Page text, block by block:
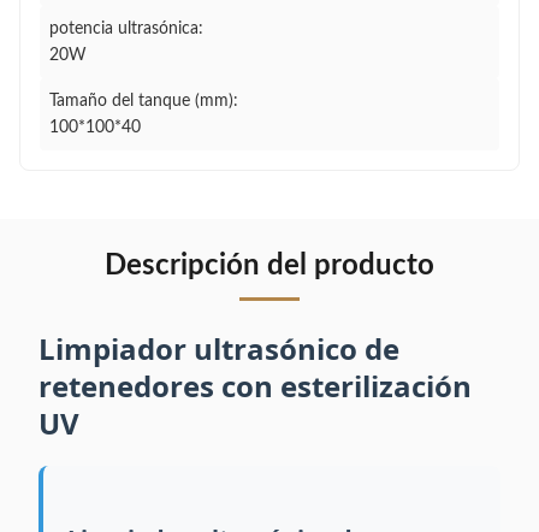
potencia ultrasónica:
20W
Tamaño del tanque (mm):
100*100*40
Descripción del producto
Limpiador ultrasónico de
retenedores con esterilización
UV